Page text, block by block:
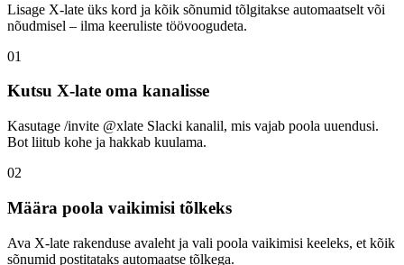
Lisage X-late üks kord ja kõik sõnumid tõlgitakse automaatselt või
nõudmisel – ilma keeruliste töövoogudeta.
01
Kutsu X-late oma kanalisse
Kasutage /invite @xlate Slacki kanalil, mis vajab poola uuendusi.
Bot liitub kohe ja hakkab kuulama.
02
Määra poola vaikimisi tõlkeks
Ava X-late rakenduse avaleht ja vali poola vaikimisi keeleks, et kõik
sõnumid postitataks automaatse tõlkega.